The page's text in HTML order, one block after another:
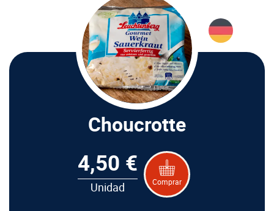
Choucrotte
4,50 €
Unidad Comprar